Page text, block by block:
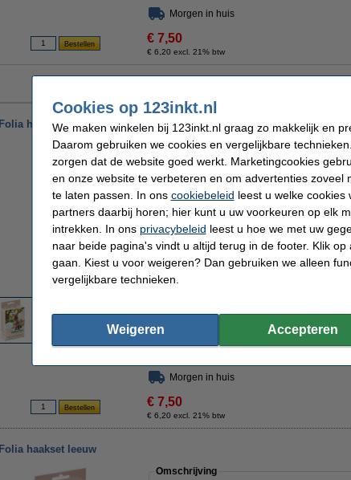
Morgen in huis
€ 7,50
€ 6,20 excl. 21% btw
Folia haakset lama
vergroten
Omschrijving
Met de Folia mini-haakset maakt u deze
meegeleverd, net als 1x haaknaald, 2x
geschikt voor volwassenen of kinderen
Merk:
Type:
haakset lama
Morgen in huis
€ 7,50
€ 6,20 excl. 21% btw
Folia haakset leeuw
Omschrijving
Cookies op 123inkt.nl
We maken winkelen bij 123inkt.nl graag zo makkelijk en
Daarom gebruiken we cookies en vergelijkbare
zorgen dat de website goed werkt. Marketingcookies
en onze website te verbeteren en om advertenties zoveel
te laten passen. In ons cookiebeleid leest u welke cookies
partners daarbij horen; hier kunt u uw voorkeuren op elk
intrekken. In ons privacybeleid leest u hoe we met uw
naar beide pagina's vindt u altijd terug in de footer. Klik
gaan. Kiest u voor weigeren? Dan gebruiken we alleen
vergelijkbare technieken.
Weigeren Accepteren